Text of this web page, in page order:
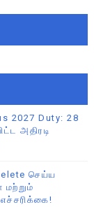
2027 Duty: 28
அதிரடி
செய்ய